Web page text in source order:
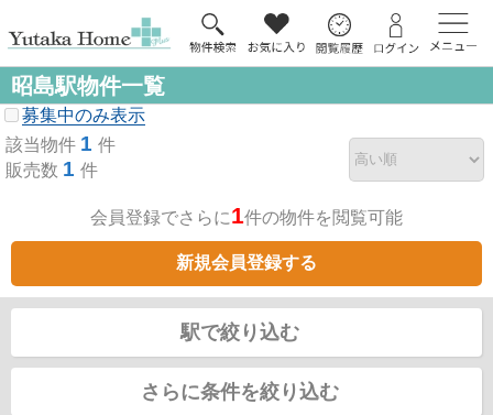
昭島駅物件一覧
募集中のみ表示
該当物件 1 件
販売数 1 件
会員登録でさらに1件の物件を閲覧可能
新規会員登録する
駅で絞り込む
さらに条件を絞り込む